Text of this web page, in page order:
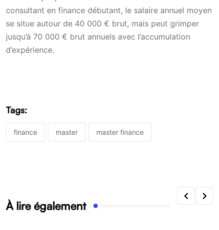
consultant en finance débutant, le salaire annuel moyen
se situe autour de 40 000 € brut, mais peut grimper
jusqu’à 70 000 € brut annuels avec l’accumulation
d’expérience.
Tags:
finance master master finance
À lire également